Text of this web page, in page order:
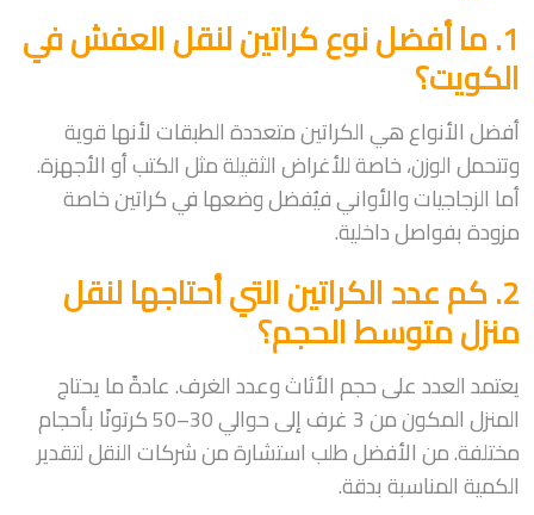
1. ما أفضل نوع كراتين لنقل العفش في
الكويت؟
أفضل الأنواع هي الكراتين متعددة الطبقات لأنها قوية
وتتحمل الوزن، خاصة للأغراض الثقيلة مثل الكتب أو الأجهزة.
أما الزجاجيات والأواني فيُفضل وضعها في كراتين خاصة
مزودة بفواصل داخلية.
2. كم عدد الكراتين التي أحتاجها لنقل
منزل متوسط الحجم؟
يعتمد العدد على حجم الأثاث وعدد الغرف. عادةً ما يحتاج
المنزل المكون من 3 غرف إلى حوالي 30–50 كرتونًا بأحجام
مختلفة. من الأفضل طلب استشارة من شركات النقل لتقدير
الكمية المناسبة بدقة.